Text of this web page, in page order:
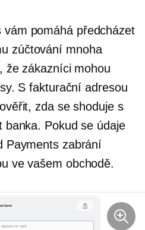
vám pomáhá předcházet
zúčtování mnoha
že zákazníci mohou
S fakturační adresou
zda se shoduje s
banka. Pokud se údaje
Payments zabrání
ve vašem obchodě.